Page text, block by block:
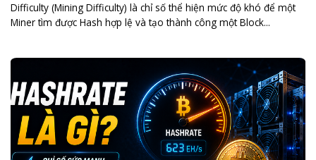
Difficulty (Mining Difficulty) là chỉ số thể hiện mức độ khó để một
Miner tìm được Hash hợp lệ và tạo thành công một Block...